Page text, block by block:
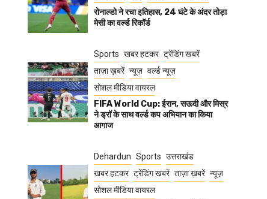
रोनाल्डो ने रचा इतिहास, 24 घंटे के अंदर तोड़ा
मेसी का वर्ल्ड रिकॉर्ड
Sports खबर हटकर ट्रेंडिंग खबरें
ताज़ा ख़बरें न्यूज़ वर्ल्ड न्यूज़
सोशल मीडिया वायरल
FIFA World Cup: ईरान, सऊदी और मिस्र
ने ड्रॉ के साथ वर्ल्ड कप अभियान का किया
आगाज
Dehardun Sports उत्तराखंड
खबर हटकर ट्रेंडिंग खबरें ताज़ा ख़बरें न्यूज़
सोशल मीडिया वायरल